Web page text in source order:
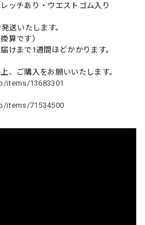
ッチあり・ウエストゴム入り
送いたします。
算です）
けまで1週間ほどかかります。
、ご購入をお願いいたします。
items/13683301
items/71534500